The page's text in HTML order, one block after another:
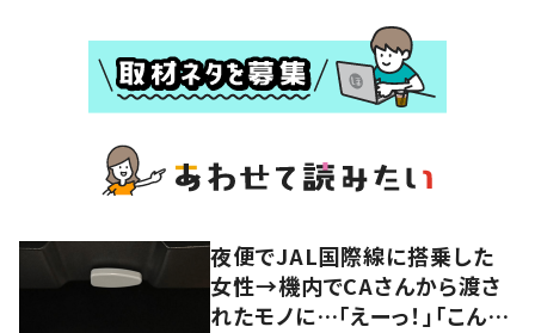
夜便でJAL国際線に搭乗した
女性→機内でCAさんから渡さ
れたモノに…「えーっ！」「こんな